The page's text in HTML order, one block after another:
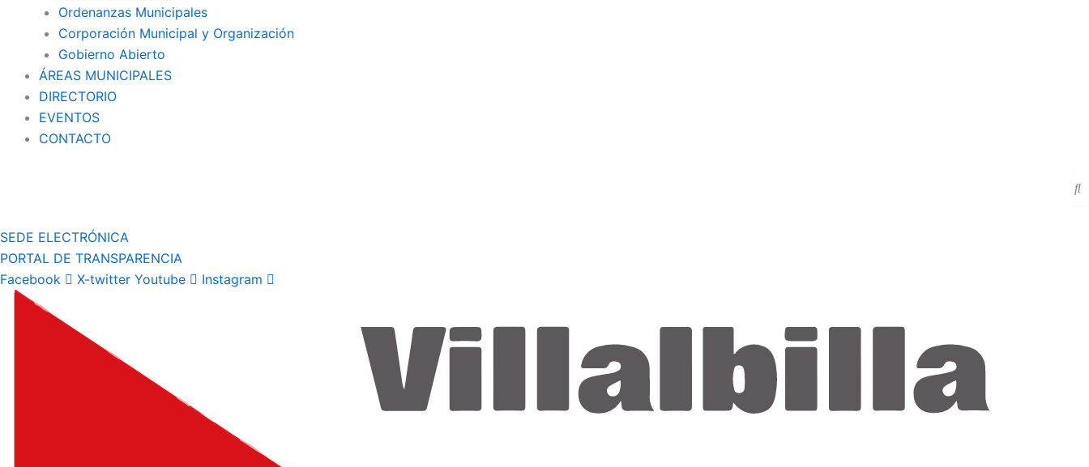
Ordenanzas Municipales
Corporación Municipal y Organización
Gobierno Abierto
ÁREAS MUNICIPALES
DIRECTORIO
EVENTOS
CONTACTO
SEDE ELECTRÓNICA
PORTAL DE TRANSPARENCIA
Facebook
X-twitter Youtube Instagram